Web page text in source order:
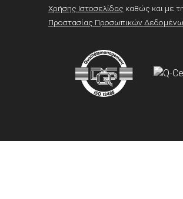
Χρήσης Ιστοσελίδας καθώς και με
Προστασίας Προσωπικών